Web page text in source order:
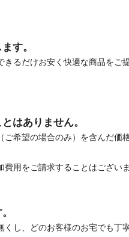
す。
るだけお安く快適な商品をご
はありません。
希望の場合のみ）を含んだ価
用をご請求することはございま
し、どのお客様のお宅でも丁